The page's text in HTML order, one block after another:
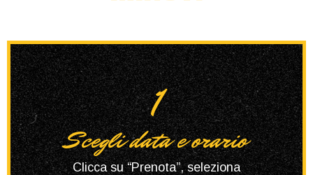
1
Scegli data e orario
Clicca su “Prenota”, seleziona